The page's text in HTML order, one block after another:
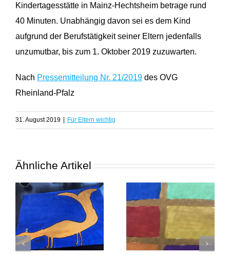
Kindertagesstätte in Mainz-Hechtsheim betrage rund
40 Minuten. Unabhängig davon sei es dem Kind
aufgrund der Berufstätigkeit seiner Eltern jedenfalls
unzumutbar, bis zum 1. Oktober 2019 zuzuwarten.
Nach Pressemitteilung Nr. 21/2019 des OVG
Rheinland-Pfalz
31. August 2019 Für Eltern wichtig
Ähnliche Artikel